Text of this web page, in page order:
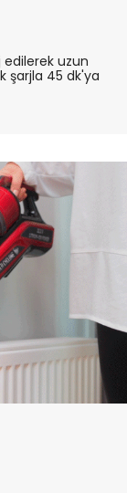
edilerek uzun
şarjla 45 dk'ya